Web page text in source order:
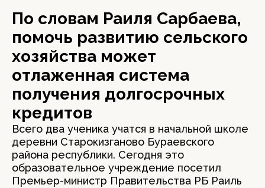
По словам Раиля Сарбаева,
помочь развитию сельского
хозяйства может
отлаженная система
получения долгосрочных
кредитов
Всего два ученика учатся в начальной школе
деревни Старокизганово Бураевского
района республики. Сегодня это
образовательное учреждение посетил
Премьер-министр Правительства РБ Раиль